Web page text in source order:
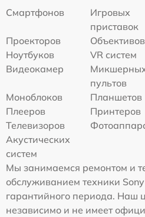
Смартфонов
Игровых
приставок
Проекторов
Объективов
Ноутбуков
VR систем
Видеокамер
пультов
Моноблоков
Планшетов
Плееров
Принтеров
Телевизоров
Акустических
систем
Мы занимаемся ремонтом и
обслуживанием техники
гарантийного периода. Наш
независимо и не имеет